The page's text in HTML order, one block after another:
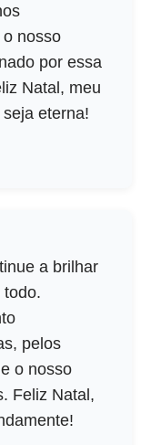
nosso
por essa
Natal, meu
eterna!
a brilhar
todo.
pelos
o nosso
Feliz Natal,